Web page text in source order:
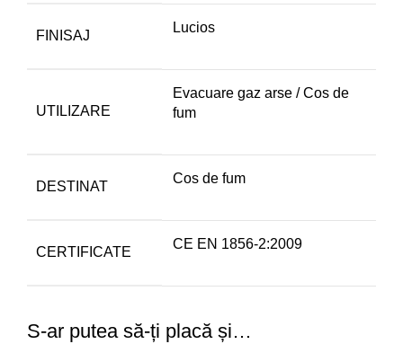
FINISAJ
Lucios
UTILIZARE
Evacuare gaz arse / Cos de
fum
DESTINAT
Cos de fum
CERTIFICATE
CE EN 1856-2:2009
S-ar putea să-ți placă și…